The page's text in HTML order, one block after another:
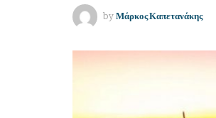
by Μάρκος Καπετανάκης